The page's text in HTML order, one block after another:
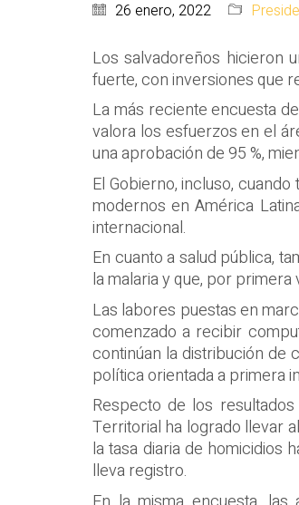
26 enero, 2022
Los salvadoreños hicieron
fuerte, con inversiones que
La más reciente encuesta
valora los esfuerzos en el
una aprobación de 95 %,
El Gobierno, incluso,
modernos en América
internacional.
En cuanto a salud pública,
la malaria y que, por
Las labores puestas en
comenzado a recibir
continúan la distribución de
política orientada a primera
Respecto de los
Territorial ha logrado llevar
la tasa diaria de homicidios
lleva registro.